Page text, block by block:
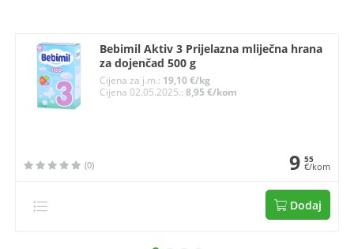
Bebimil Aktiv 3 Prijelazna mliječna hrana
za dojenčad 500 g
Cijena za j.m.: 19,10 €/kg
Cijena 02.05.2025.:8,95 €/kom
(0) 9 55
€/kom
Dodaj